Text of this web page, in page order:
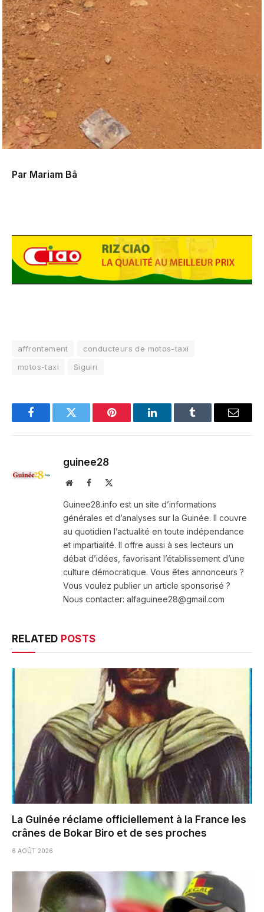
Par Mariam Bâ
affrontement
conducteurs de motos-taxi
motos-taxi
Siguiri
FacebookTwitter Pinterest LinkedInTumblr Email
guinee28
WebsiteFacebook
Guinee28.info est un site d’informations
générales et d’analyses sur la Guinée. Il couvre
au quotidien l’actualité en toute indépendance
et impartialité. Il offre aussi à ses lecteurs un
débat d’idées, favorisant l’établissement d’une
culture démocratique. Vous êtes annonceurs ?
Vous voulez publier un article sponsorisé ?
Nous contacter: alfaguinee28@gmail.com
RELATED POSTS
La Guinée réclame officiellement à la France les
crânes de Bokar Biro et de ses proches
6 AOÛT 2026